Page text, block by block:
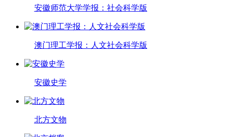
安徽师范大学学报：社会科学版
澳门理工学报：人文社会科学版
安徽史学
北方文物